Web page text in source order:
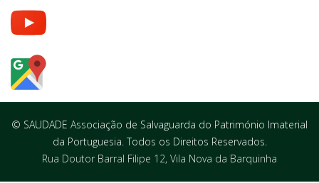
© SAUDADE Associação de Salvaguarda do Património Imaterial
da Portuguesia. Todos os Direitos Reservados.
Rua Doutor Barral Filipe 12, Vila Nova da Barquinha